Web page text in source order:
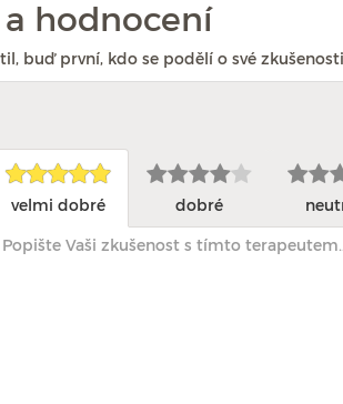
hodnocení
buď první, kdo se podělí o své
velmi dobré dobré